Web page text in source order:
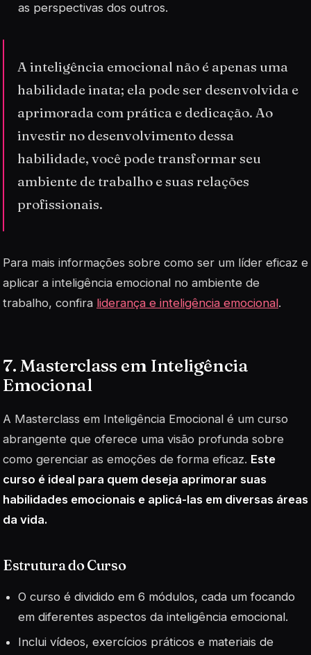
as perspectivas dos outros.
A inteligência emocional não é apenas uma
habilidade inata; ela pode ser desenvolvida e
aprimorada com prática e dedicação. Ao
investir no desenvolvimento dessa
habilidade, você pode transformar seu
ambiente de trabalho e suas relações
profissionais.
Para mais informações sobre como ser um líder eficaz e
aplicar a inteligência emocional no ambiente de
trabalho, confira liderança e inteligência emocional.
7. Masterclass em Inteligência
Emocional
A Masterclass em Inteligência Emocional é um curso
abrangente que oferece uma visão profunda sobre
como gerenciar as emoções de forma eficaz. Este
curso é ideal para quem deseja aprimorar suas
habilidades emocionais e aplicá-las em diversas áreas
da vida.
Estrutura do Curso
O curso é dividido em 6 módulos, cada um focando
em diferentes aspectos da inteligência emocional.
Inclui vídeos, exercícios práticos e materiais de